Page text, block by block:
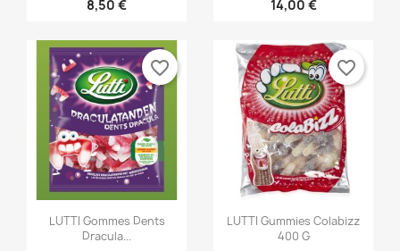
8,50 € 14,00 €
Vorschau
LUTTI Gommes Dents
Dracula...
favorite_border
Vorschau
LUTTI Gummies Colabizz
400 G
favorite_border